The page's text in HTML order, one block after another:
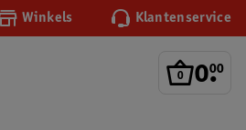
Winkels Klantenservice
0.
00